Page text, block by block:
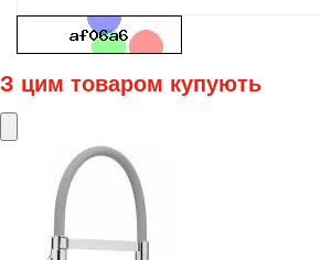
З цим товаром купують